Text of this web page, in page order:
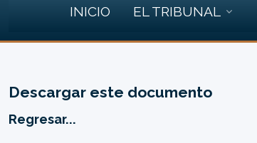
INICIO EL TRIBUNAL
Descargar este documento
Regresar...